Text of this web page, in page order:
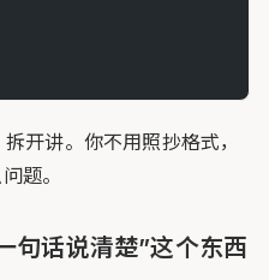
开讲。你不用照抄格式，
题。
话说清楚”这个东西